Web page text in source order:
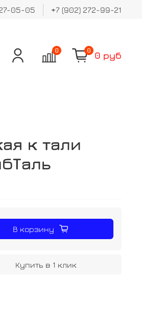
05-05 +7 (902) 272-99-21
0 0 0 руб
к тали
В корзину
Купить в 1 клик